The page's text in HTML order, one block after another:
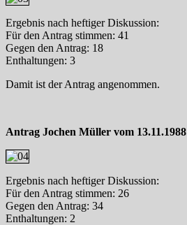
Ergebnis nach heftiger Diskussion:
Für den Antrag stimmen: 41
Gegen den Antrag: 18
Enthaltungen: 3
Damit ist der Antrag angenommen.
Antrag Jochen Müller vom 13.11.1988
Ergebnis nach heftiger Diskussion:
Für den Antrag stimmen: 26
Gegen den Antrag: 34
Enthaltungen: 2